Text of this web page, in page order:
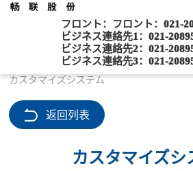
フロント：フロント：021-
ビジネス連絡先1：021-
ビジネス連絡先2：021-
ビジネス連絡先3：021-
現在位置：ホームページ> サービス
カスタマイズシステム
返回列表
カスタマイズシ